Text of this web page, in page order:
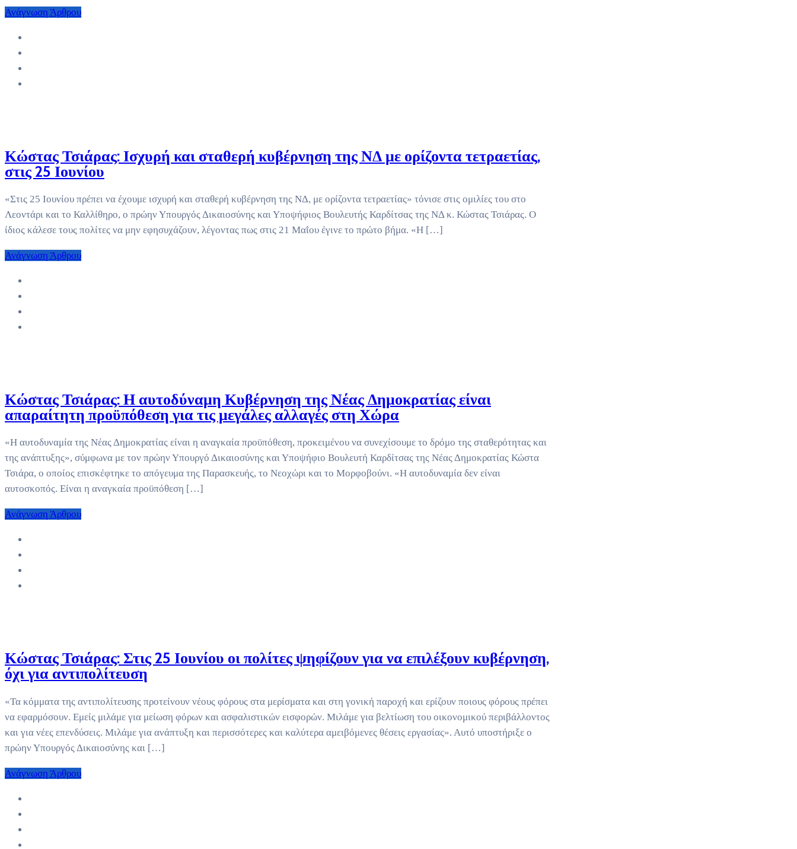
Ανάγνωση Άρθρου
Κώστας Τσιάρας: Ισχυρή και σταθερή κυβέρνηση της ΝΔ με ορίζοντα τετραετίας,
στις 25 Ιουνίου
«Στις 25 Ιουνίου πρέπει να έχουμε ισχυρή και σταθερή κυβέρνηση της ΝΔ, με ορίζοντα τετραετίας» τόνισε στις ομιλίες του στο
Λεοντάρι και το Καλλίθηρο, ο πρώην Υπουργός Δικαιοσύνης και Υποψήφιος Βουλευτής Καρδίτσας της ΝΔ κ. Κώστας Τσιάρας. Ο
ίδιος κάλεσε τους πολίτες να μην εφησυχάζουν, λέγοντας πως στις 21 Μαΐου έγινε το πρώτο βήμα. «Η […]
Ανάγνωση Άρθρου
Κώστας Τσιάρας: Η αυτοδύναμη Κυβέρνηση της Νέας Δημοκρατίας είναι
απαραίτητη προϋπόθεση για τις μεγάλες αλλαγές στη Χώρα
«Η αυτοδυναμία της Νέας Δημοκρατίας είναι η αναγκαία προϋπόθεση, προκειμένου να συνεχίσουμε το δρόμο της σταθερότητας και
της ανάπτυξης», σύμφωνα με τον πρώην Υπουργό Δικαιοσύνης και Υποψήφιο Βουλευτή Καρδίτσας της Νέας Δημοκρατίας Κώστα
Τσιάρα, ο οποίος επισκέφτηκε το απόγευμα της Παρασκευής, το Νεοχώρι και το Μορφοβούνι. «Η αυτοδυναμία δεν είναι
αυτοσκοπός. Είναι η αναγκαία προϋπόθεση […]
Ανάγνωση Άρθρου
Κώστας Τσιάρας: Στις 25 Ιουνίου οι πολίτες ψηφίζουν για να επιλέξουν κυβέρνηση,
όχι για αντιπολίτευση
«Τα κόμματα της αντιπολίτευσης προτείνουν νέους φόρους στα μερίσματα και στη γονική παροχή και ερίζουν ποιους φόρους πρέπει
να εφαρμόσουν. Εμείς μιλάμε για μείωση φόρων και ασφαλιστικών εισφορών. Μιλάμε για βελτίωση του οικονομικού περιβάλλοντος
και για νέες επενδύσεις. Μιλάμε για ανάπτυξη και περισσότερες και καλύτερα αμειβόμενες θέσεις εργασίας». Αυτό υποστήριξε ο
πρώην Υπουργός Δικαιοσύνης και […]
Ανάγνωση Άρθρου